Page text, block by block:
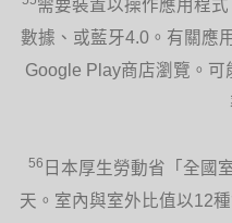
需要裝置以操作應用程
數據、或藍牙4.0。有關應
Google Play商店瀏覽。
56 日本厚生勞動省「全國
天。室內與室外比值以12